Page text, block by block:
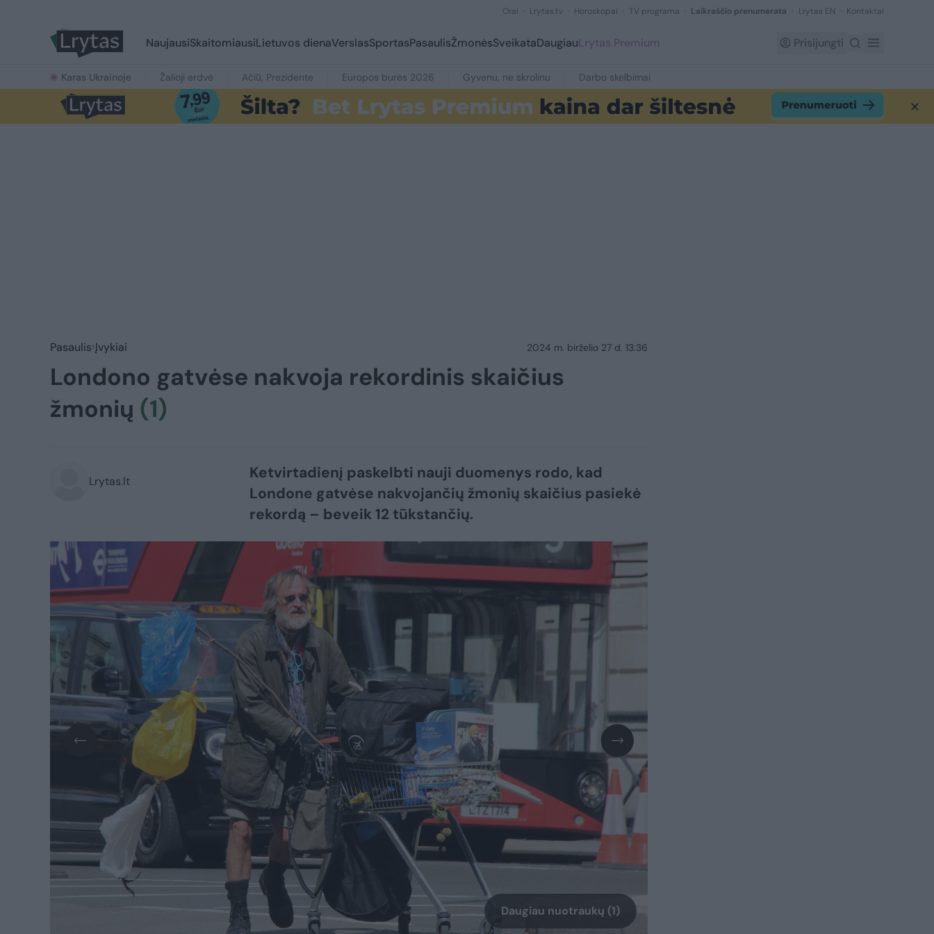
Orai Lrytas.tv Horoskopai TV programa Laikraščio prenumerata Lrytas EN Kontaktai
NaujausiSkaitomiausiLietuvos dienaVerslasSportasPasaulisŽmonėsSveikataDaugiauLrytas Premium Prisijungti
Karas Ukrainoje Žalioji erdvė Ačiū, Prezidente Europos burės 2026 Gyvenu, ne skrolinu Darbo skelbimai
Pasaulis Įvykiai 2024 m. birželio 27 d. 13:36
Londono gatvėse nakvoja rekordinis skaičius
žmonių (1)
Lrytas.lt
Ketvirtadienį paskelbti nauji duomenys rodo, kad
Londone gatvėse nakvojančių žmonių skaičius pasiekė
rekordą – beveik 12 tūkstančių.
Daugiau nuotraukų (1)